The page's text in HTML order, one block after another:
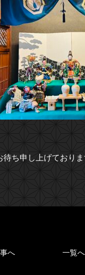
ち申し上げておりま
へ 一覧